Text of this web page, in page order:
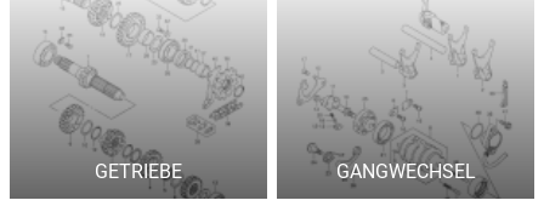
GETRIEBE GANGWECHSEL